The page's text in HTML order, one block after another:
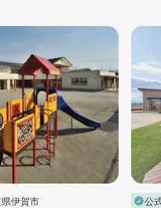
伊賀市 verified公